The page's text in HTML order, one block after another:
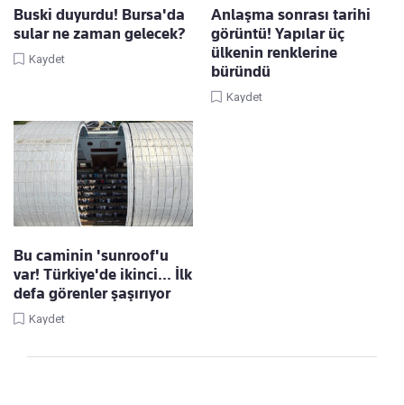
Buski duyurdu! Bursa'da
sular ne zaman gelecek?
Kaydet
Anlaşma sonrası tarihi
görüntü! Yapılar üç
ülkenin renklerine
büründü
Kaydet
Bu caminin 'sunroof'u
var! Türkiye'de ikinci... İlk
defa görenler şaşırıyor
Kaydet